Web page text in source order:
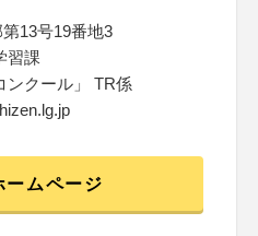
13号19番地3
習課
ンクール」 TR係
ームページ